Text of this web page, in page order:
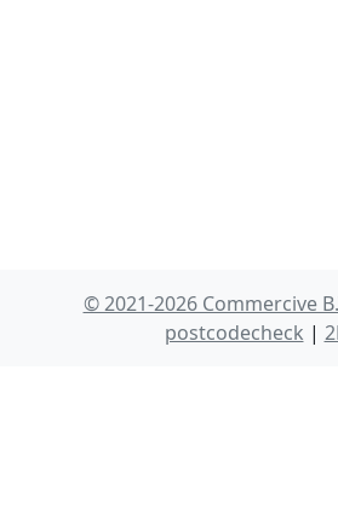
© 2021-2026 Commercive
postcodecheck |